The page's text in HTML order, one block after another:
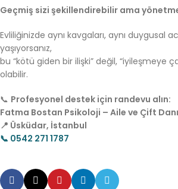
Geçmiş sizi şekillendirebilir ama
Evliliğinizde aynı kavgaları, aynı duygusal
yaşıyorsanız,
bu “kötü giden bir ilişki” değil, “iyileşmeye
olabilir.
📞 Profesyonel destek için randevu alın:
Fatma Bostan Psikoloji – Aile ve Çift
📍 Üsküdar, İstanbul
📞 0542 271 1787